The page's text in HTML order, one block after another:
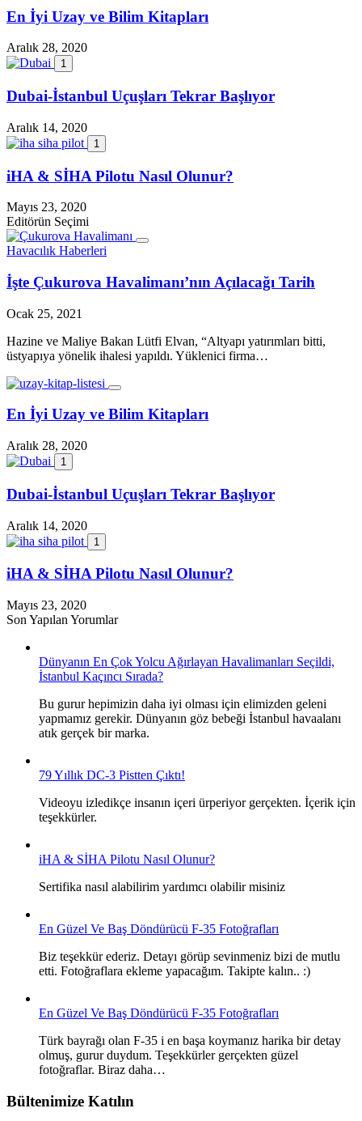
En İyi Uzay ve Bilim Kitapları
Aralık 28, 2020
1
Dubai-İstanbul Uçuşları Tekrar Başlıyor
Aralık 14, 2020
1
iHA & SİHA Pilotu Nasıl Olunur?
Mayıs 23, 2020
Editörün Seçimi
Havacılık Haberleri
İşte Çukurova Havalimanı’nın Açılacağı Tarih
Ocak 25, 2021
Hazine ve Maliye Bakan Lütfi Elvan, “Altyapı yatırımları bitti,
üstyapıya yönelik ihalesi yapıldı. Yüklenici firma…
En İyi Uzay ve Bilim Kitapları
Aralık 28, 2020
1
Dubai-İstanbul Uçuşları Tekrar Başlıyor
Aralık 14, 2020
1
iHA & SİHA Pilotu Nasıl Olunur?
Mayıs 23, 2020
Son Yapılan Yorumlar
Dünyanın En Çok Yolcu Ağırlayan Havalimanları Seçildi,
İstanbul Kaçıncı Sırada?
Bu gurur hepimizin daha iyi olması için elimizden geleni
yapmamız gerekir. Dünyanın göz bebeği İstanbul havaalanı
atık gerçek bir marka.
79 Yıllık DC-3 Pistten Çıktı!
Videoyu izledikçe insanın içeri ürperiyor gerçekten. İçerik için
teşekkürler.
iHA & SİHA Pilotu Nasıl Olunur?
Sertifika nasıl alabilirim yardımcı olabilir misiniz
En Güzel Ve Baş Döndürücü F-35 Fotoğrafları
Biz teşekkür ederiz. Detayı görüp sevinmeniz bizi de mutlu
etti. Fotoğraflara ekleme yapacağım. Takipte kalın.. :)
En Güzel Ve Baş Döndürücü F-35 Fotoğrafları
Türk bayrağı olan F-35 i en başa koymanız harika bir detay
olmuş, gurur duydum. Teşekkürler gerçekten güzel
fotoğraflar. Biraz daha…
Bültenimize Katılın